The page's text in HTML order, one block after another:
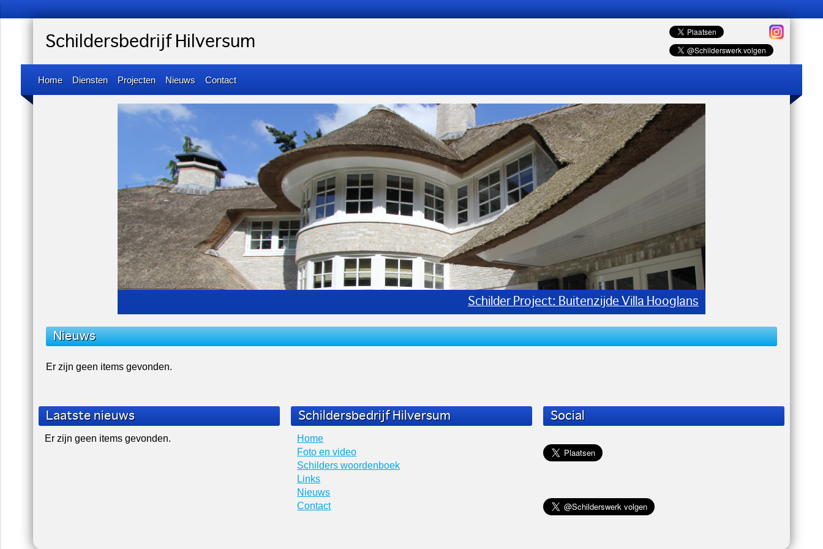
Schildersbedrijf Hilversum
Home Diensten Projecten Nieuws Contact
Schilderen The Red Sun Schildersbedrijf
Nieuws
Er zijn geen items gevonden.
Laatste nieuws
Er zijn geen items gevonden.
Schildersbedrijf Hilversum
Home
Foto en video
Schilders woordenboek
Links
Nieuws
Contact
Social